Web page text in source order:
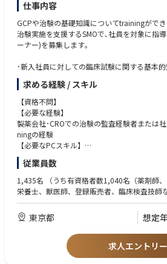
仕事内容
GCPや治験の基礎知識についてtrainingができ
治験実施を支援するSMOで､社員を対象に指
ーナー)を募集します｡
･新入社員に対しての臨床試験に関する基本
･治験コーディネーターがより質の高い業務を
研修･復職者への研修
･管理職(ビジネスマネジメントスキル)の研修
ただきます｡
これまでの治験業界での経験を活かして育成
ください｡
■雇用期間
初回 2か月（試用期間2か月）
勤務実績により更新あり
求める経験 / スキル
【資格不問】
【必要な経験】
製薬会社･CROでの治験の監査経験者または
ningの経験
【必要なPCスキル】
メール・Word・Excel・PowerPoint
従業員数
1,435名
（うち有資格者数1,040名（薬剤師
栄養士、獣医師、登録販売者、臨床検査技師
東京都 想定
求人エントリー